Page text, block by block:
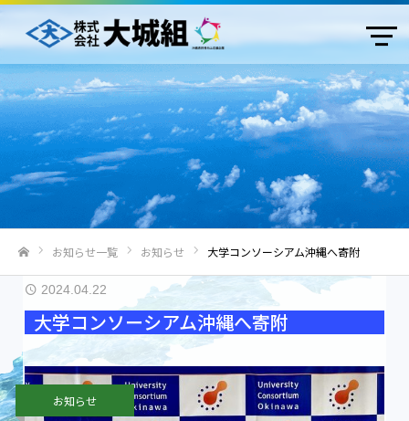
お知らせ一覧 お知らせ 大学コンソーシアム沖縄へ寄附
2024.04.22
大学コンソーシアム沖縄へ寄附
お知らせ